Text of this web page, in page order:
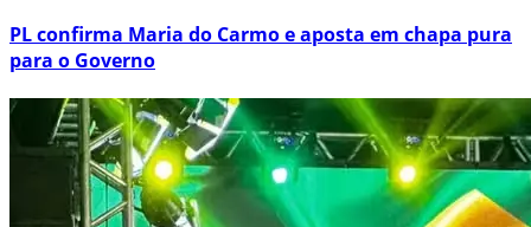
PL confirma Maria do Carmo e aposta em chapa pura
para o Governo